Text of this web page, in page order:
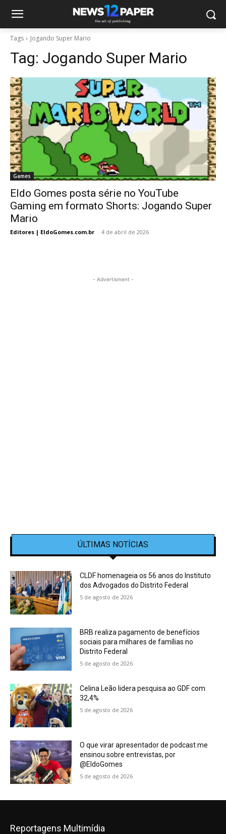
Tags Jogando Super Mario
Tag: Jogando Super Mario
Games
Eldo Gomes posta série no YouTube
Gaming em formato Shorts: Jogando Super
Mario
Editores | EldoGomes.com.br - 4 de abril de 2026
- Advertisment -
ÚLTIMAS NOTÍCIAS
CLDF homenageia os 56 anos do Instituto
dos Advogados do Distrito Federal
5 de agosto de 2026
BRB realiza pagamento de benefícios
sociais para milhares de famílias no
Distrito Federal
5 de agosto de 2026
Celina Leão lidera pesquisa ao GDF com
32,4%
5 de agosto de 2026
O que virar apresentador de podcast me
ensinou sobre entrevistas, por
@EldoGomes
5 de agosto de 2026
Reportagens Multimídia